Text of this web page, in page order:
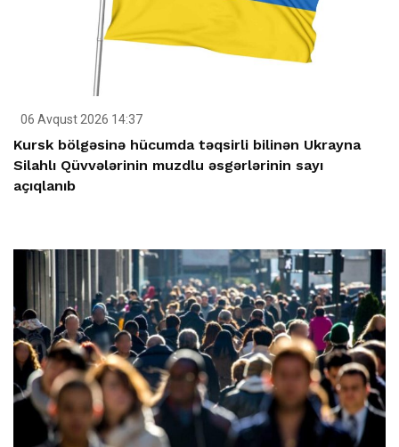
06 Avqust 2026 14:37
Kursk bölgəsinə hücumda təqsirli bilinən Ukrayna
Silahlı Qüvvələrinin muzdlu əsgərlərinin sayı
açıqlanıb